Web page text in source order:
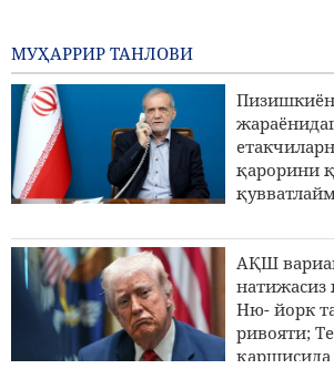
Ғарибободий: Эрон ва Уммон
Ҳурмуз бӯғозини буткул очилиши
Трамп Фаластин ҳомийси бӯлган
Миччиганда ғалаба қозонганидан
АҚШлик та5иқли ОАВ вакили: Трамп
тарсаки тушуриш керак
МУҲАРРИР ТАНЛОВИ
қарорини
АҚШ
натижасиз
Ню- йорк
ривояти;
қаршисида